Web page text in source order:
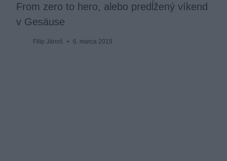
From zero to hero, alebo predĺžený víkend
v Gesäuse
Filip Jánoš 6. marca 2019